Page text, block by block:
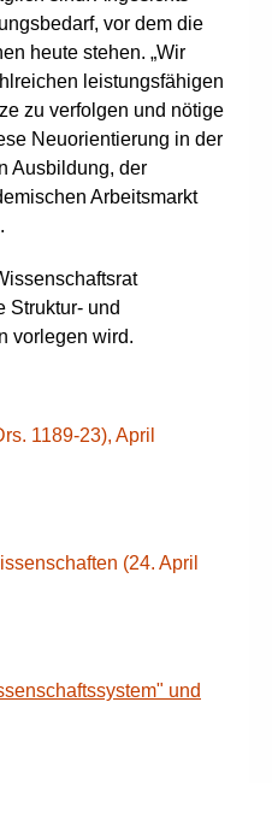
vor dem die
heute stehen. „Wir
leistungsfähigen
zu verfolgen und nötige
Neuorientierung in der
Ausbildung, der
Arbeitsmarkt
Struktur- und
vorlegen wird.
1189-23), April
(24. April
und